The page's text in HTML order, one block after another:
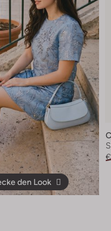
den Look